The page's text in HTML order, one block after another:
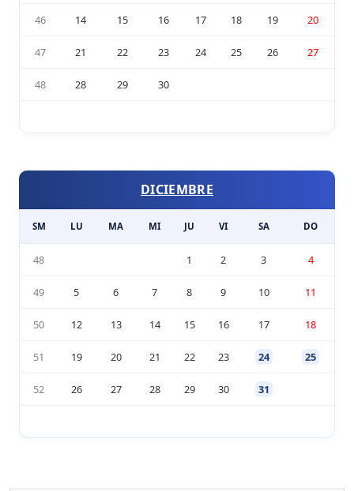
46 14 15 16 17 18 19 20
47 21 22 23 24 25 26 27
48 28 29 30
DICIEMBRE
SM LU MA MI JU VI SA DO
48 1 2 3 4
49 5 6 7 8 9 10 11
50 12 13 14 15 16 17 18
51 19 20 21 22 23 24 25
52 26 27 28 29 30 31